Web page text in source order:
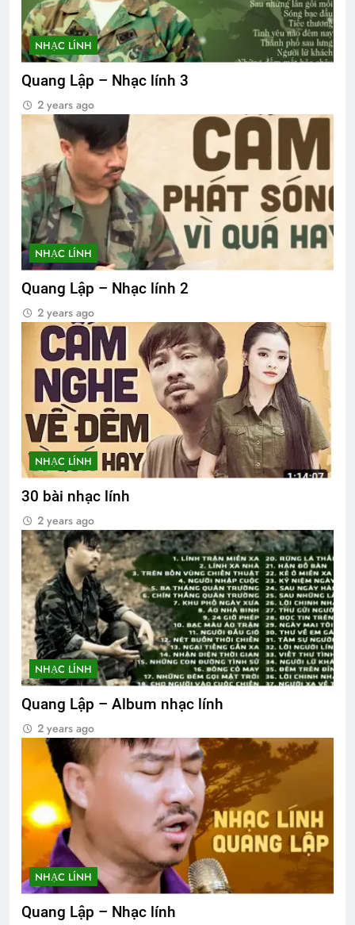
NHẠC LÍNH
Quang Lập – Nhạc lính 3
2 years ago
NHẠC LÍNH
Quang Lập – Nhạc lính 2
2 years ago
NHẠC LÍNH
30 bài nhạc lính
2 years ago
NHẠC LÍNH
Quang Lập – Album nhạc lính
2 years ago
NHẠC LÍNH
Quang Lập – Nhạc lính